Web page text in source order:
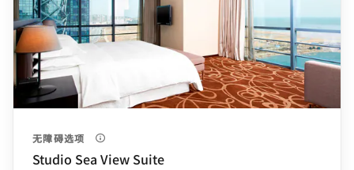
无障碍选项
Studio Sea View Suite